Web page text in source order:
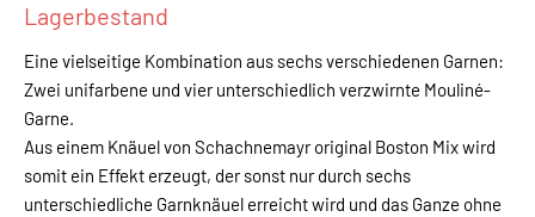
Lagerbestand
Eine vielseitige Kombination aus sechs verschiedenen Garnen:
Zwei unifarbene und vier unterschiedlich verzwirnte Mouliné-
Garne.
Aus einem Knäuel von Schachnemayr original Boston Mix wird
somit ein Effekt erzeugt, der sonst nur durch sechs
unterschiedliche Garnknäuel erreicht wird und das Ganze ohne